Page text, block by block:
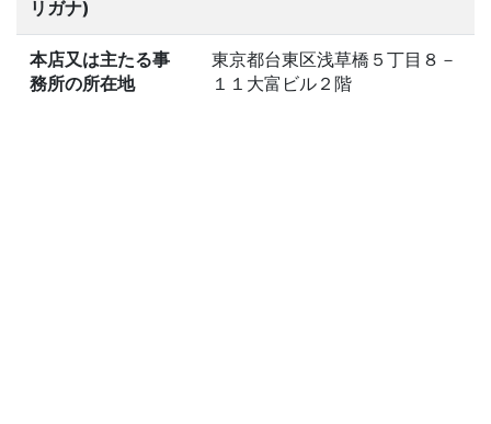
リガナ)
本店又は主たる事
務所の所在地
東京都台東区浅草橋５丁目８－
１１大富ビル２階